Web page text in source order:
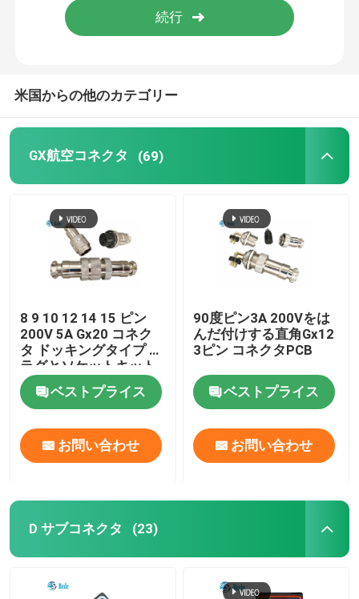
HDMIのカプラー
米国からの他のカテゴリー
GX航空コネクタ (69)
8 9 10 12 14 15 ピン
200V 5A Gx20 コネク
タ ドッキングタイプ プ
ラグとソケットキット
ベストプライス
お問い合わせ
90度ピン3A 200Vをは
んだ付けする直角Gx12
3ピン コネクタPCB
ベストプライス
お問い合わせ
D サブコネクタ (23)